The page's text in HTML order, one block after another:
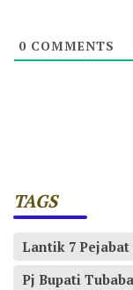
0 COMMENTS
TAGS
Lantik 7 Pejabat
Pj Bupati Tubaba